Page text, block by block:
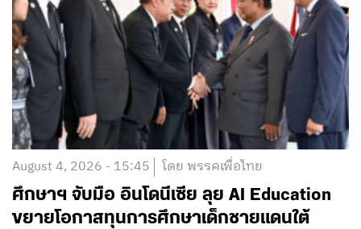
August 4, 2026 - 15:45 โดย พรรคเพื่อไทย
ศึกษาฯ จับมือ อินโดนีเซีย ลุย AI Education
ขยายโอกาสทุนการศึกษาเด็กชายแดนใต้